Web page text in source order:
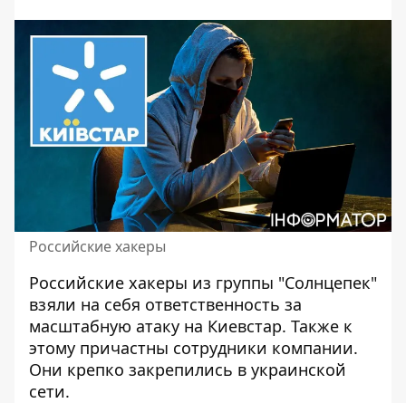
Российские хакеры
Российские хакеры из группы "Солнцепек"
взяли на себя ответственность за
масштабную атаку на Киевстар. Также к
этому причастны сотрудники компании.
Они крепко закрепились в украинской
сети.